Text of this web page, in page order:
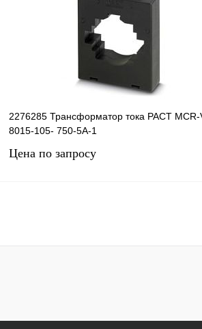
Сравнение
2276285 Трансформатор тока PACT MCR-
8015-105- 750-5A-1
Цена по запросу
Купить в 1 клик Сравнение